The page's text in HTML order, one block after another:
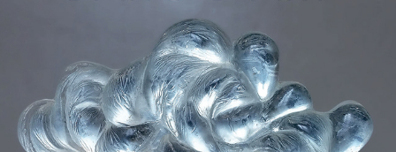
LA CURE 2024